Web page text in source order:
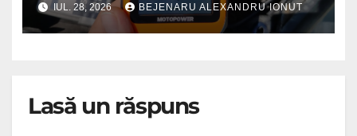
IUL. 28, 2026 BEJENARU ALEXANDRU IONUT
Lasă un răspuns